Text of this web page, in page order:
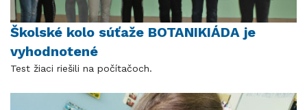
Školské kolo súťaže BOTANIKIÁDA je
vyhodnotené
Test žiaci riešili na počítačoch.